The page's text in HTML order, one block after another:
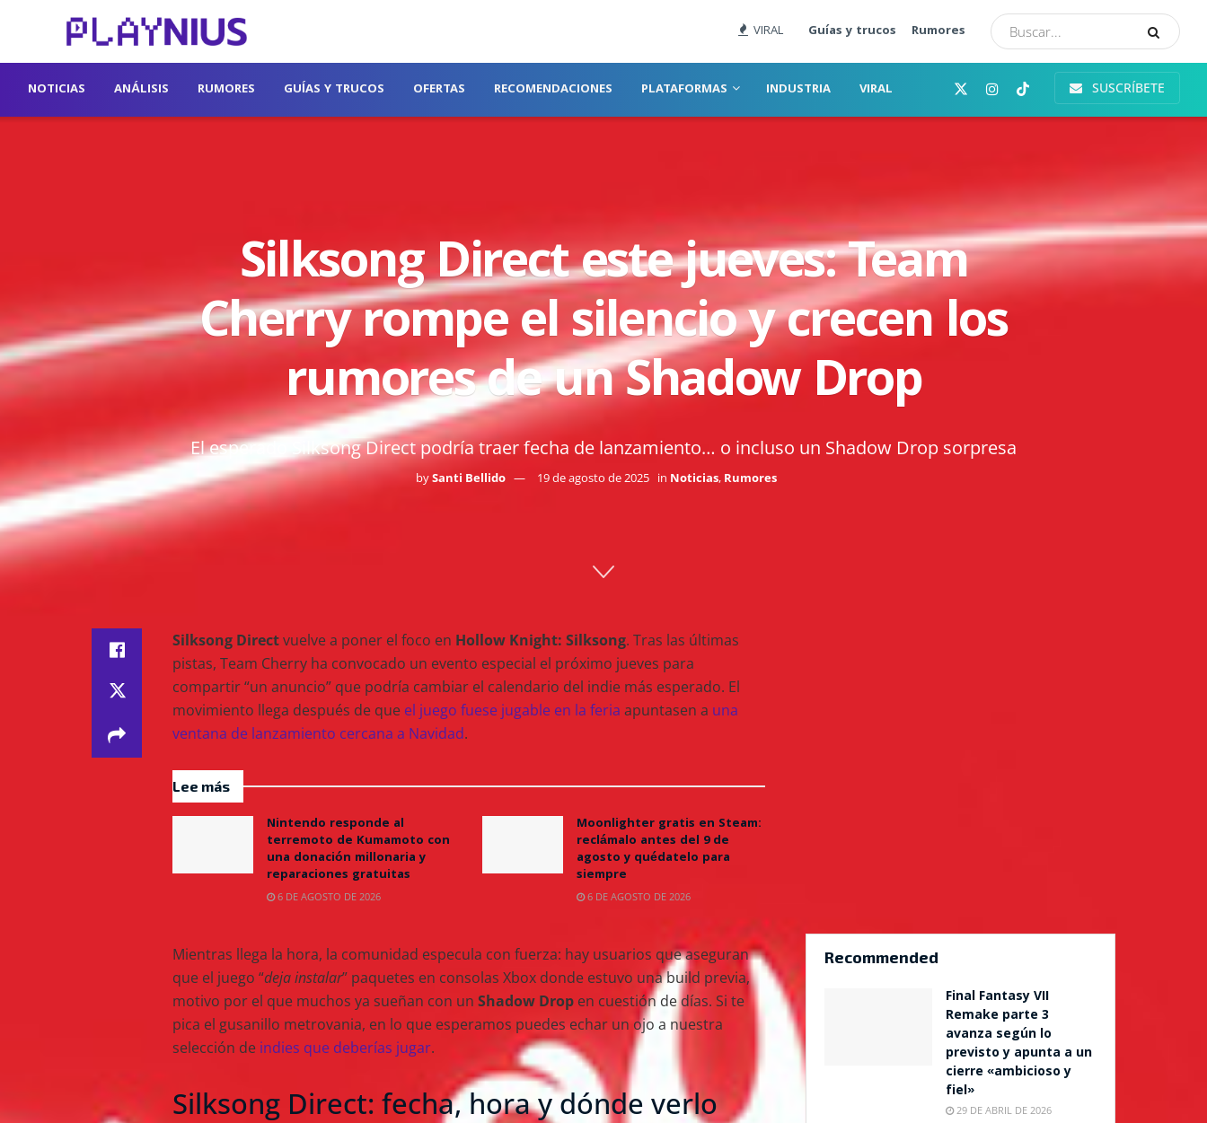
VIRAL Guías y trucos Rumores
NOTICIAS ANÁLISIS RUMORES GUÍAS Y TRUCOS OFERTAS RECOMENDACIONES PLATAFORMAS INDUSTRIA VIRAL SUSCRÍBETE
Silksong Direct este jueves: Team
Cherry rompe el silencio y crecen los
rumores de un Shadow Drop
El esperado Silksong Direct podría traer fecha de lanzamiento… o incluso un Shadow Drop sorpresa
bySanti Bellido 19 de agosto de 2025 in Noticias, Rumores
Silksong Directvuelve a poner el foco en Hollow Knight: Silksong. Tras las últimas
pistas, Team Cherry ha convocado un evento especial el próximo jueves para
compartir “un anuncio” que podría cambiar el calendario del indie más esperado. El
movimiento llega después de que el juego fuese jugable en la feria apuntasen a una
ventana de lanzamiento cercana a Navidad.
Lee más
Nintendo responde al
terremoto de Kumamoto con
una donación millonaria y
reparaciones gratuitas
6 DE AGOSTO DE 2026
Moonlighter gratis en Steam:
reclámalo antes del 9 de
agosto y quédatelo para
siempre
6 DE AGOSTO DE 2026
Mientras llega la hora, la comunidad especula con fuerza: hay usuarios que aseguran
que el juego “deja instalar” paquetes en consolas Xbox donde estuvo una build previa,
motivo por el que muchos ya sueñan con un Shadow Drop en cuestión de días. Si te
pica el gusanillo metrovania, en lo que esperamos puedes echar un ojo a nuestra
selección de indies que deberías jugar.
Silksong Direct: fecha, hora y dónde verlo
Recommended
Final Fantasy VII
Remake parte 3
avanza según lo
previsto y apunta a un
cierre «ambicioso y
fiel»
29 DE ABRIL DE 2026